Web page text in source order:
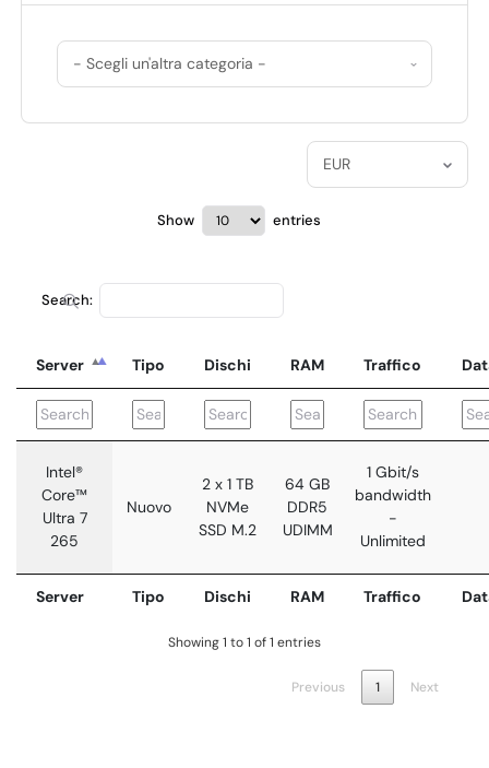
Show entries
Search:
Server Tipo Dischi RAM Traffico
Intel®
Core™
Ultra 7
265
Nuovo
2 x 1 TB
NVMe
SSD M.2
64 GB
DDR5
UDIMM
1 Gbit/s
bandwidth
-
Unlimited
Server Tipo Dischi RAM Traffico
Showing 1 to 1 of 1 entries
Previous 1 Next